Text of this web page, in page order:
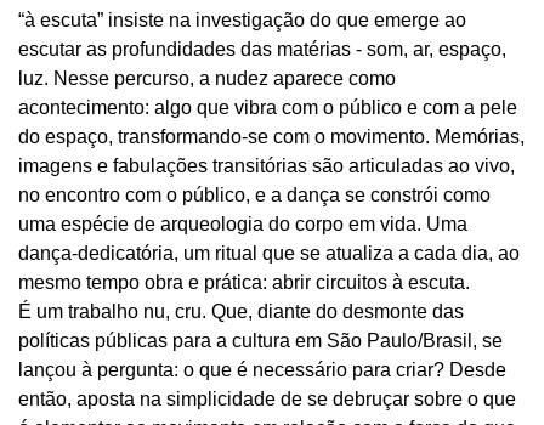
“à escuta” insiste na investigação do que emerge ao
escutar as profundidades das matérias - som, ar, espaço,
luz. Nesse percurso, a nudez aparece como
acontecimento: algo que vibra com o público e com a pele
do espaço, transformando-se com o movimento. Memórias,
imagens e fabulações transitórias são articuladas ao vivo,
no encontro com o público, e a dança se constrói como
uma espécie de arqueologia do corpo em vida. Uma
dança-dedicatória, um ritual que se atualiza a cada dia, ao
mesmo tempo obra e prática: abrir circuitos à escuta.
É um trabalho nu, cru. Que, diante do desmonte das
políticas públicas para a cultura em São Paulo/Brasil, se
lançou à pergunta: o que é necessário para criar? Desde
então, aposta na simplicidade de se debruçar sobre o que